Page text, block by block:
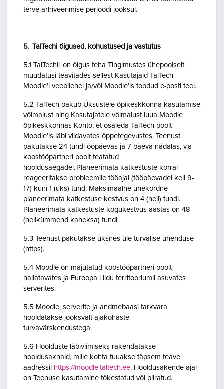
terve arhiveerimise perioodi jooksul.
5. TalTechi õigused, kohustused ja vastutus
5.1 TalTechil on õigus teha Tingimustes ühepoolselt
muudatusi teavitades sellest Kasutajaid TalTech
Moodle’i veebilehel ja/või Moodle’is toodud e-posti teel.
5.2 TalTech pakub Üksustele õpikeskkonna kasutamise
võimalust ning Kasutajatele võimalust luua Moodle
õpikeskkonnas Konto, et osaleda TalTech poolt
Moodle’is läbi viidavates õppetegevustes. Teenust
pakutakse 24 tundi ööpäevas ja 7 päeva nädalas, v.a
koostööpartneri poolt teatatud
hooldusaegadel. Planeerimata katkestuste korral
reageeritakse probleemile tööajal (tööpäevadel kell 9-
17) kuni 1 (üks) tund. Maksimaalne ühekordne
planeerimata katkestuse kestvus on 4 (neli) tundi.
Planeerimata katkestuste kogukestvus aastas on 48
(nelikümmend kaheksa) tundi.
5.3 Teenust pakutakse üksnes üle turvalise ühenduse
(https).
5.4 Moodle on majutatud koostööpartneri poolt
hallatavates ja Euroopa Liidu territooriumil asuvates
serverites.
5.5 Moodle, serverite ja andmebaasi tarkvara
hooldatakse jooksvalt ajakohaste
turvavärskendustega.
5.6 Hoolduste läbiviimiseks rakendatakse
hooldusaknaid, mille kohta tuuakse täpsem teave
aadressil https://moodle.taltech.ee. Hooldusakende ajal
on Teenuse kasutamine tõkestatud või piiratud.